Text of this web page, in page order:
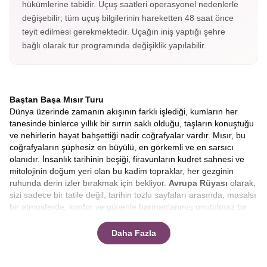
hükümlerine tabidir. Uçuş saatleri operasyonel nedenlerle
değişebilir; tüm uçuş bilgilerinin hareketten 48 saat önce
teyit edilmesi gerekmektedir. Uçağın iniş yaptığı şehre
bağlı olarak tur programında değişiklik yapılabilir.
Baştan Başa Mısır Turu
Dünya üzerinde zamanın akışının farklı işlediği, kumların her
tanesinde binlerce yıllık bir sırrın saklı olduğu, taşların konuştuğu
ve nehirlerin hayat bahşettiği nadir coğrafyalar vardır. Mısır, bu
coğrafyaların şüphesiz en büyülü, en görkemli ve en sarsıcı
olanıdır. İnsanlık tarihinin beşiği, firavunların kudret sahnesi ve
mitolojinin doğum yeri olan bu kadim topraklar, her gezginin
ruhunda derin izler bırakmak için bekliyor. Avrupa Rüyası olarak,
sizi sadece bir tatile değil, tarihin tozlu sayfaları arasında, masalsı
bir atmosferde, konfor ve güvenle harmanlanmış unutulmaz bir
rotamızla, bu eşsiz serüvende yerinizi almaya hazır mısınız?
Bu yolculuk, sadece coğrafi bir yer değiştirme değil, aynı
Daha Fazla